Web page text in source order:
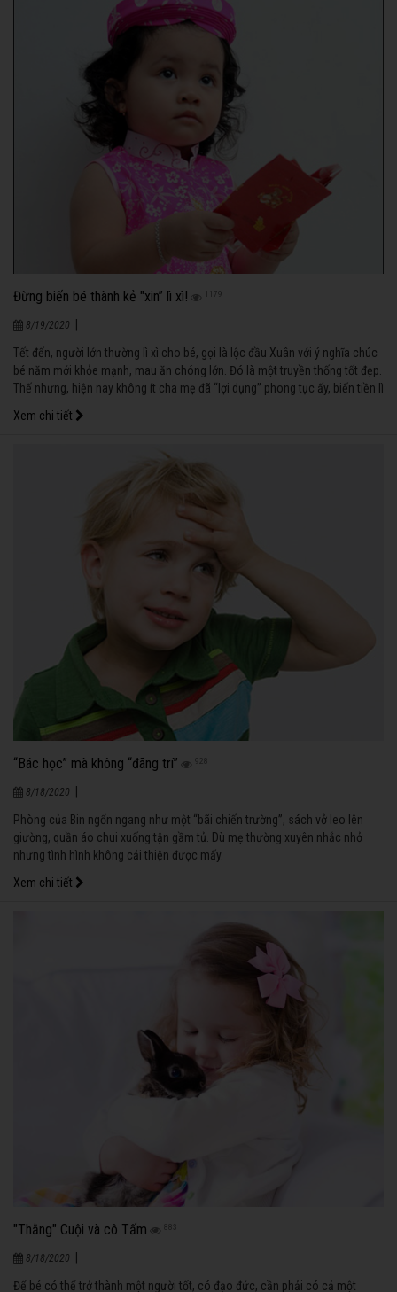
Đừng biến bé thành kẻ "xin” lì xì! 1179
8/19/2020
Tết đến, người lớn thường lì xì cho bé, gọi là lộc đầu Xuân với ý nghĩa chúc
bé năm mới khỏe mạnh, mau ăn chóng lớn. Đó là một truyền thống tốt đẹp.
Thế nhưng, hiện nay không ít cha mẹ đã “lợi dụng” phong tục ấy, biến tiền lì
xì thành vật chất, biến bé thành kẻ "xin” lì xì trong ngày Tết.
Xem chi tiết
“Bác học” mà không “đãng trí” 928
8/18/2020
Phòng của Bin ngổn ngang như một “bãi chiến trường”, sách vở leo lên
giường, quần áo chui xuống tận gầm tủ. Dù mẹ thường xuyên nhắc nhở
nhưng tình hình không cải thiện được mấy.
Xem chi tiết
"Thằng" Cuội và cô Tấm 883
8/18/2020
Để bé có thể trở thành một người tốt, có đạo đức, cần phải có cả một